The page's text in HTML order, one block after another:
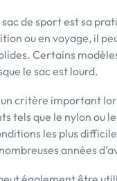
de sport est sa
ou en voyage, il
Certains
le sac est lourd.
critère important
tels que le nylon ou
les plus
années